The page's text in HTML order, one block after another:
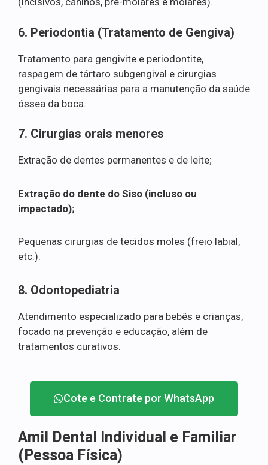
6. Periodontia (Tratamento de Gengiva)
Tratamento para gengivite e periodontite,
raspagem de tártaro subgengival e cirurgias
gengivais necessárias para a manutenção da saúde
óssea da boca.
7. Cirurgias orais menores
Extração de dentes permanentes e de leite;
Extração do dente do Siso (incluso ou
impactado);
Pequenas cirurgias de tecidos moles (freio labial,
etc.).
8. Odontopediatria
Atendimento especializado para bebês e crianças,
focado na prevenção e educação, além de
tratamentos curativos.
Cote e Contrate por WhatsApp
Amil Dental Individual e Familiar
(Pessoa Física)